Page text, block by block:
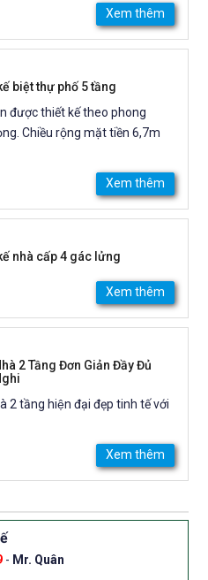
Xem thêm
biệt thự phố 5 tầng
được thiết kế theo phong
Chiều rộng mặt tiền 6,7m
Xem thêm
nhà cấp 4 gác lửng
Xem thêm
2 Tầng Đơn Giản Đầy Đủ
2 tầng hiện đại đẹp tinh tế với
Xem thêm
- Mr. Quân